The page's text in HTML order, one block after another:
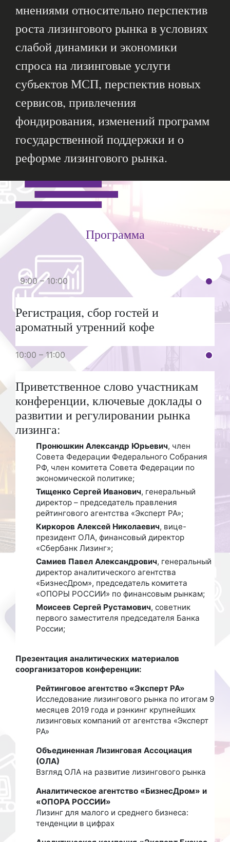
мнениями относительно перспектив
роста лизингового рынка в условиях
слабой динамики и экономики
спроса на лизинговые услуги
субъектов МСП, перспектив новых
сервисов, привлечения
фондирования, изменений программ
государственной поддержки и о
реформе лизингового рынка.
Программа
9:00 – 10:00
Регистрация, сбор гостей и
ароматный утренний кофе
10:00 – 11:00
Приветственное слово участникам
конференции, ключевые доклады о
развитии и регулировании рынка
лизинга:
Пронюшкин Александр Юрьевич, член
Совета Федерации Федерального Собрания
РФ, член комитета Совета Федерации по
экономической политике;
Тищенко Сергей Иванович, генеральный
директор – председатель правления
рейтингового агентства «Эксперт РА»;
Киркоров Алексей Николаевич, вице-
президент ОЛА, финансовый директор
«Сбербанк Лизинг»;
Самиев Павел Александрович, генеральный
директор аналитического агентства
«БизнесДром», председатель комитета
«ОПОРЫ РОССИИ» по финансовым рынкам;
Моисеев Сергей Рустамович, советник
первого заместителя председателя Банка
России;
Презентация аналитических материалов
соорганизаторов конференции:
Рейтинговое агентство «Эксперт РА»
Исследование лизингового рынка по итогам 9
месяцев 2019 года и рэнкинг крупнейших
лизинговых компаний от агентства «Эксперт
РА»
Объединенная Лизинговая Ассоциация
(ОЛА)
Взгляд ОЛА на развитие лизингового рынка
Аналитическое агентство «БизнесДром» и
«ОПОРА РОССИИ»
Лизинг для малого и среднего бизнеса:
тенденции в цифрах